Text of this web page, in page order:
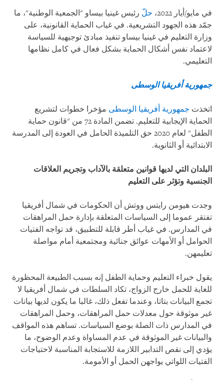
في مايو/أيار 2022، حلّ رئيس غينيا بيساو "الجمعية الوطنية"، ما
جمّد هذه الجهود التشريعية. في غياب الحماية القانونية، على
وزارة التعليم في غينيا بيساو تنفيذ مبادئ توجيهية للسياسة
لاعتماد نفس أشكال الحماية بشكل فعال في كامل نظامها
التعليمي.
جمهورية أفريقيا الوسطى
اتخذت جمهورية أفريقيا الوسطى مؤخرا خطوات لتشريع
الحماية الإيجابية للتعليم. تضمن المادة 72 من "قانون حماية
الطفل" لعام 2020 حق التلميذة الحامل في العودة إلى المدرسة
الابتدائية أو الثانوية.
البلدان التي لديها قوانين متعلقة بالآداب وتجريم العلاقات
الجنسية وتؤثر على التعليم
وجدت هيومن رايتس ووتش أن الحكومات في شمال أفريقيا
تفتقر عموما إلى السياسات المتعلقة بإدارة حمل المراهقات
في المدارس. في غياب أطر قابلة للتطبيق، قد تواجه الفتيات
الحوامل أو الأمهات عوائق جنائية ومجتمعية أمام مواصلة
تعليمهن.
يقول خبراء التعليم وحماية الطفل إنه بسبب الطبيعة المحظورة
للغاية للحمل خارج الزواج، تكاد السلطات في شمال أفريقيا لا
تجمع البيانات بتاتا، وعندما تفعل ذلك، غالبا ما يكون لديها بيانات
غير موثوقة حول معدلات حمل المراهقات، وحمل المراهقات
في المدارس ذات الصلة بوضع السياسات. تساهم هذه المواقف
والبيانات غير الموثوقة في عدم المساواة وعدم الوضوح، ما
يؤدي إلى نقص التدابير اللازمة للاستجابة المناسبة لاحتياجات
الفتيات اللواتي يواجهن الحمل أو الأمومة.